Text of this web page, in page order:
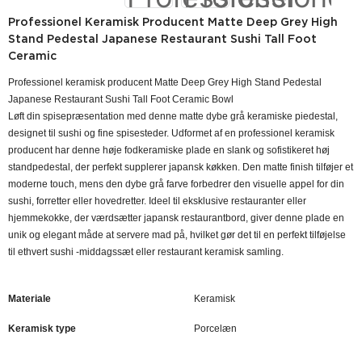
Professionel Keramisk Producent Matte Deep Grey High
Stand Pedestal Japanese Restaurant Sushi Tall Foot
Ceramic
Professionel keramisk producent Matte Deep Grey High Stand Pedestal
Japanese Restaurant Sushi Tall Foot Ceramic Bowl
Løft din spisepræsentation med denne matte dybe grå keramiske piedestal,
designet til sushi og fine spisesteder. Udformet af en professionel keramisk
producent har denne høje fodkeramiske plade en slank og sofistikeret høj
standpedestal, der perfekt supplerer japansk køkken. Den matte finish tilføjer et
moderne touch, mens den dybe grå farve forbedrer den visuelle appel for din
sushi, forretter eller hovedretter. Ideel til eksklusive restauranter eller
hjemmekokke, der værdsætter japansk restaurantbord, giver denne plade en
unik og elegant måde at servere mad på, hvilket gør det til en perfekt tilføjelse
til ethvert sushi -middagssæt eller restaurant keramisk samling.
Materiale Keramisk
Keramisk type Porcelæn